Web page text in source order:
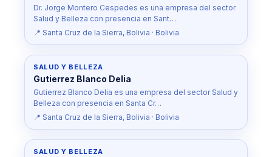
Dr. Jorge Montero Cespedes es una empresa del sector
Salud y Belleza con presencia en Sant…
📍 Santa Cruz de la Sierra, Bolivia · Bolivia
SALUD Y BELLEZA
Gutierrez Blanco Delia
Gutierrez Blanco Delia es una empresa del sector Salud y
Belleza con presencia en Santa Cr…
📍 Santa Cruz de la Sierra, Bolivia · Bolivia
SALUD Y BELLEZA